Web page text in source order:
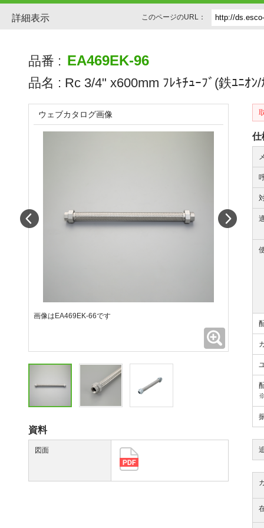
詳細表示 このページのURL：
品番 : EA469EK-96
品名 : Rc 3/4" x600mm ﾌﾚｷﾁｭｰﾌﾞ(鉄ﾕﾆｵﾝ/
仕
ウェブカタログ画像
画像はEA469EK-66です
資料
図面